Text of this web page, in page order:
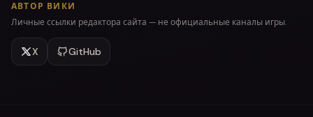
АВТОР ВИКИ
Личные ссылки редактора сайта — не официальные каналы игры.
X GitHub